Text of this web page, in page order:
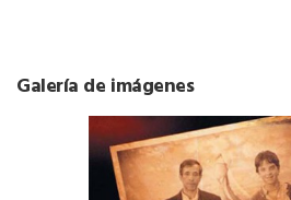
Galería de imágenes